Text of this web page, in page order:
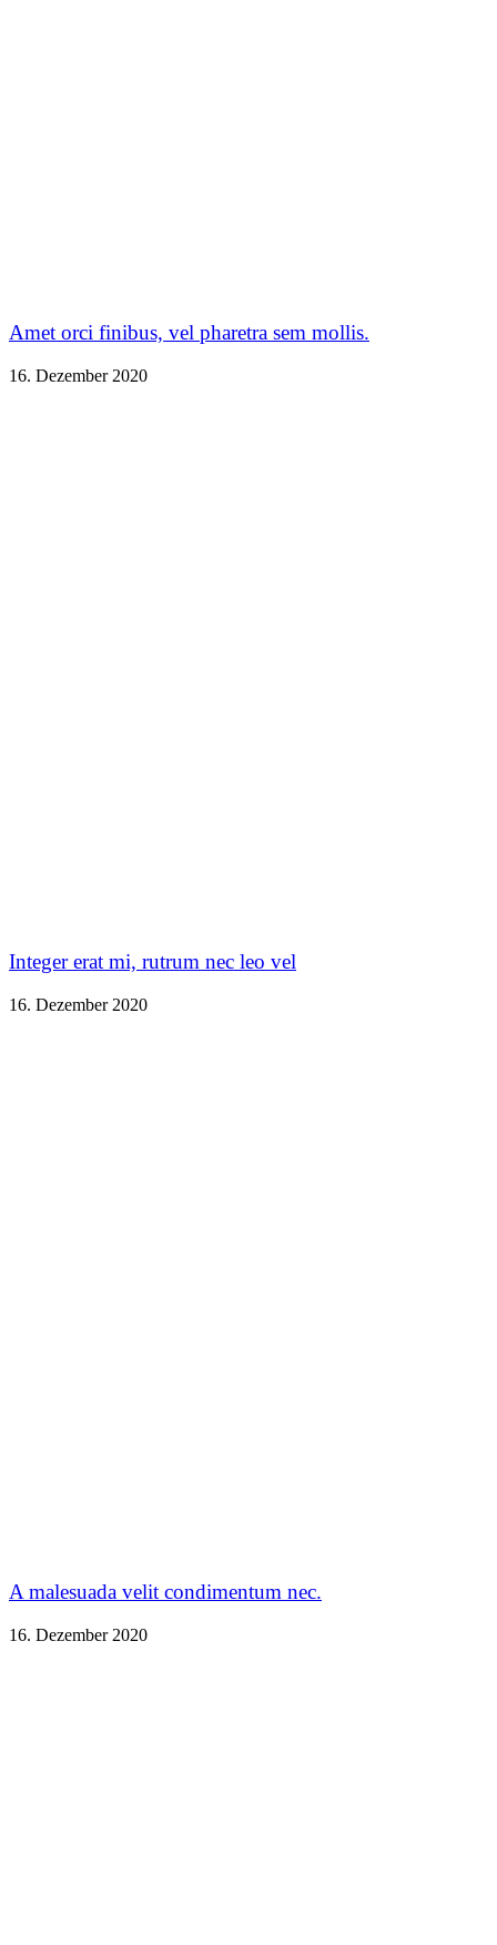
Amet orci finibus, vel pharetra sem mollis.
16. Dezember 2020
Integer erat mi, rutrum nec leo vel
16. Dezember 2020
A malesuada velit condimentum nec.
16. Dezember 2020